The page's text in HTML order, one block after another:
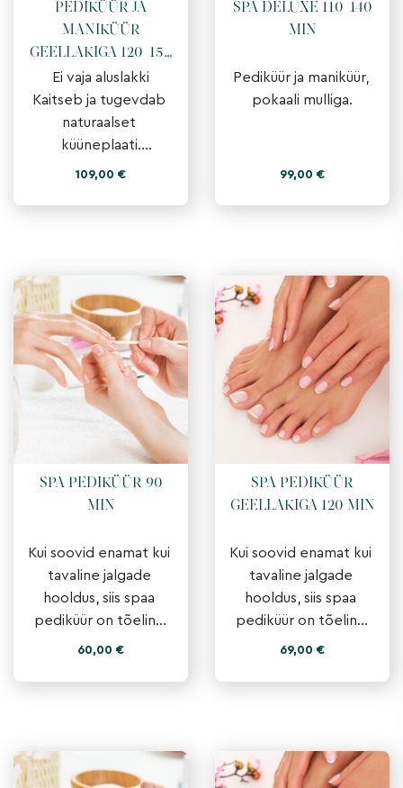
PEDIKÜÜR JA
MANIKÜÜR
GEELLAKIGA 120-150
MIN
Ei vaja aluslakki
Kaitseb ja tugevdab
naturaalset
küüneplaati.
Triibuvaba katvus.
109,00 €
SPA DELUXE 110-140
MIN
Pediküür ja maniküür,
pokaali mulliga.
99,00 €
SPA PEDIKÜÜR 90
MIN
Kui soovid enamat kui
tavaline jalgade
hooldus, siis spaa
pediküür on tõeline
nauding sinu jalgadele.
60,00 €
SPA PEDIKÜÜR
GEELLAKIGA 120 MIN
Kui soovid enamat kui
tavaline jalgade
hooldus, siis spaa
pediküür on tõeline
nauding sinu jalgadele.
69,00 €